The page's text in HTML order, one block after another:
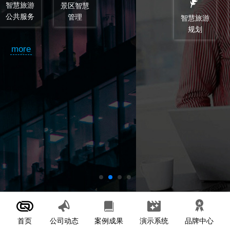
首页 公司动态 案例成果 演示系统 品牌中心
智慧旅游
规划
顾问和监
理